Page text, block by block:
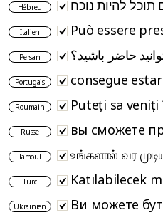
Hébreu תוכל להיות נוכח
Italien Può essere
Persan حاضر باشید؟
Portugais consegue
Roumain Puteți sa veniți
Russe вы сможете
Tamoul உங்களால் வர
Turc Katılabilecek
Ukrainien Ви можете